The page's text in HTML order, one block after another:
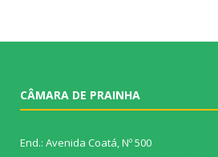
CÂMARA DE PRAINHA
End.: Avenida Coatá, Nº 500